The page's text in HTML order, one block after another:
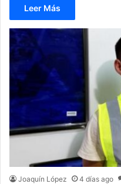
Leer Más
Joaquín López 4 días ago